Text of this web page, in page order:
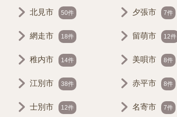
北見市 50件 夕張市 7件
網走市 18件 留萌市 12件
稚内市 14件 美唄市 8件
江別市 38件 赤平市 8件
士別市 12件 名寄市 7件